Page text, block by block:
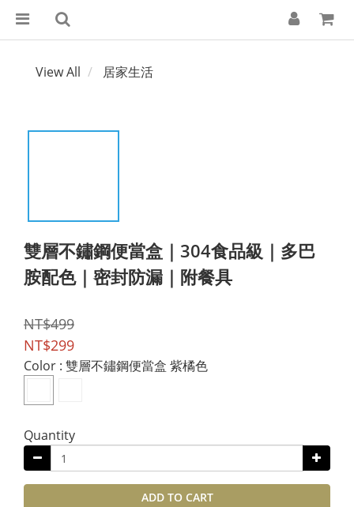
View All 居家生活
雙層不鏽鋼便當盒｜304食品級｜多巴
胺配色｜密封防漏｜附餐具
NT$499
NT$299
Color : 雙層不鏽鋼便當盒 紫橘色
Quantity
ADD TO CART